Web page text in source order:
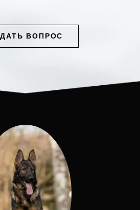
ВОПРОС